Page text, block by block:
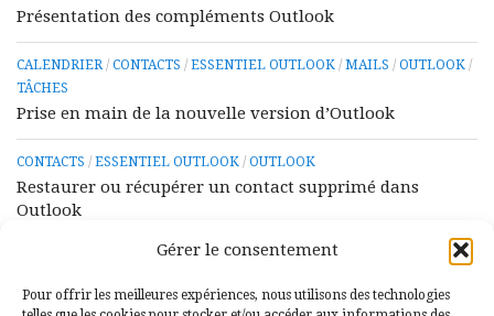
Gérer le consentement
Pour offrir les meilleures expériences, nous utilisons des technologies
Présentation des compléments Outlook
CALENDRIER/ CONTACTS / ESSENTIEL OUTLOOK / MAILS / OUTLOOK /
TÂCHES
Prise en main de la nouvelle version d’Outlook
CONTACTS / ESSENTIEL OUTLOOK / OUTLOOK
Restaurer ou récupérer un contact supprimé dans
Outlook
ESSENTIEL OUTLOOK/OUTLOOK
Ajouter, rechercher, modifier ou supprimer un contact
dans Outlook